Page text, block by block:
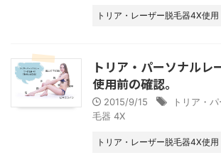
トリア・レーザー脱毛器4X使用
トリア・パーソナルレ
使用前の確認。
2015/9/15
トリア・
毛器 4X
トリア・レーザー脱毛器4X使用